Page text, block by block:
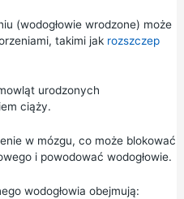
(wodogłowie wrodzone) może
takimi jak rozszczep
urodzonych
ciąży.
w mózgu, co może blokować
i powodować wodogłowie.
wodogłowia obejmują: